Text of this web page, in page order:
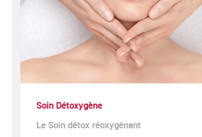
Soin Détoxygène
Le Soin détox réoxygénant